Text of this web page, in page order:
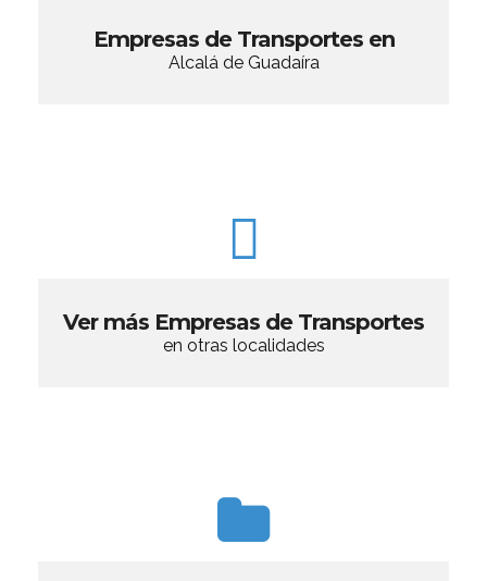
Empresas de Transportes en
Alcalá de Guadaíra
Ver más Empresas de Transportes
en otras localidades